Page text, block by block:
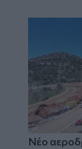
Νέο